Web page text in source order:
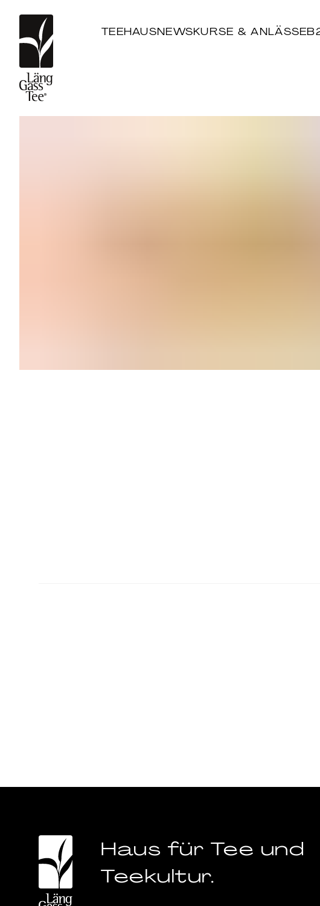
TEEHAUSNEWSKURSE & ANLÄSSE
Haus für Tee und
Teekultur.